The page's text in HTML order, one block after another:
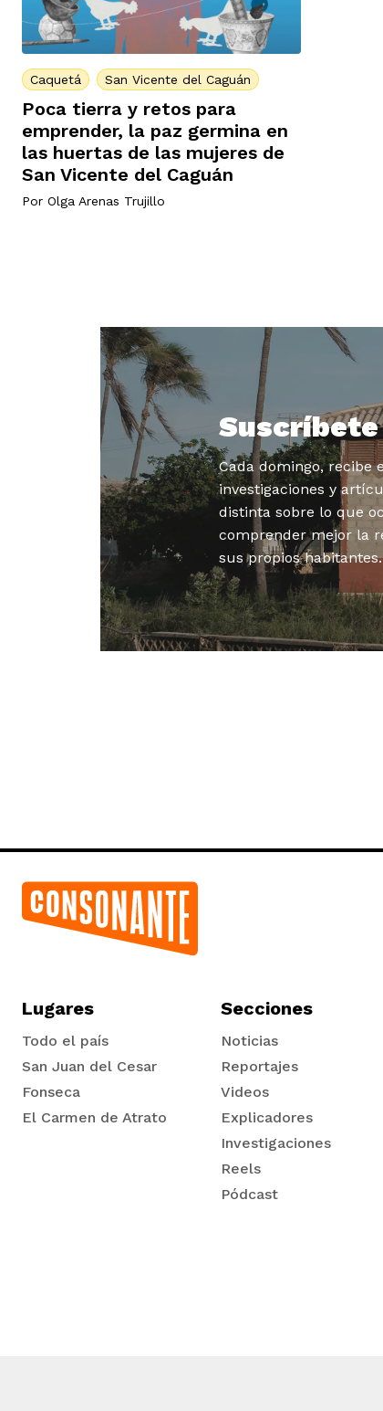
Caquetá San Vicente del Caguán
Poca tierra y retos para
emprender, la paz germina en
las huertas de las mujeres de
San Vicente del Caguán
Por Olga Arenas Trujillo
Cada domingo, recibe
investigaciones y
distinta sobre lo que
comprender mejor la
sus propios habitantes.
Lugares
Todo el país
San Juan del Cesar
Fonseca
El Carmen de Atrato
Secciones
Noticias
Reportajes
Videos
Explicadores
Investigaciones
Reels
Pódcast